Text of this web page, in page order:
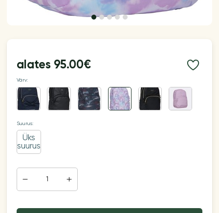
alates 95.00€
Värv:
Suurus:
Üks
suurus